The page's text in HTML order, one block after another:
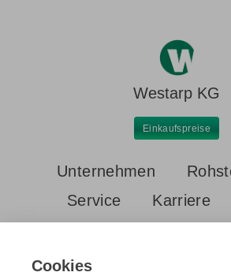
Westarp KG
Einkaufspreise
Unternehmen
Service
Karriere
Cookies